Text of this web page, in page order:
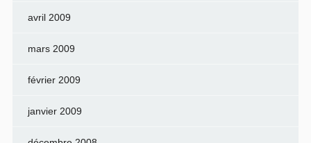
avril 2009
mars 2009
février 2009
janvier 2009